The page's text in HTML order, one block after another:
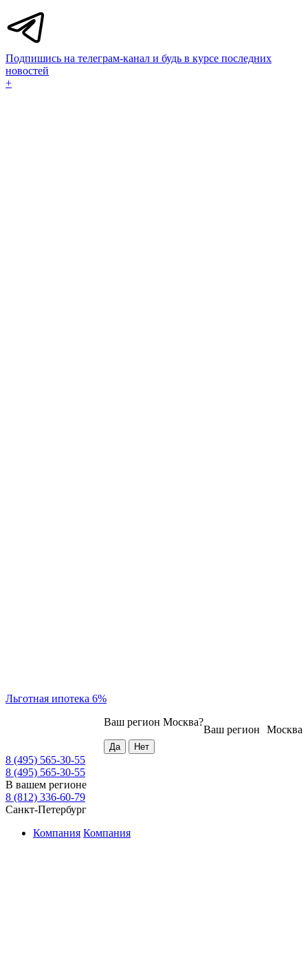
Подпишись на телеграм-канал и будь в курсе последних
новостей
+
Льготная ипотека 6%
Москва
Ваш регион
Ваш регион Москва?
8 (495) 565-30-55
8 (495) 565-30-55
В вашем регионе
8 (812) 336-60-79
Санкт-Петербург
Компания Компания